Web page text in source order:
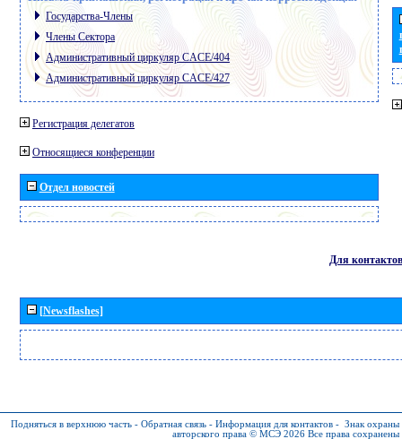
Государства-Члены
Члены Сектора
Административный циркуляр CACE/404
Административный циркуляр CACE/427
Регистрация делегатов
Относящиеся конференции
Отдел новостей
Для контактов
[Newsflashes]
Подняться в верхнюю часть - Обратная связь - Информация для контактов - Знак охраны
авторского права © МСЭ 2026 Все права сохранены